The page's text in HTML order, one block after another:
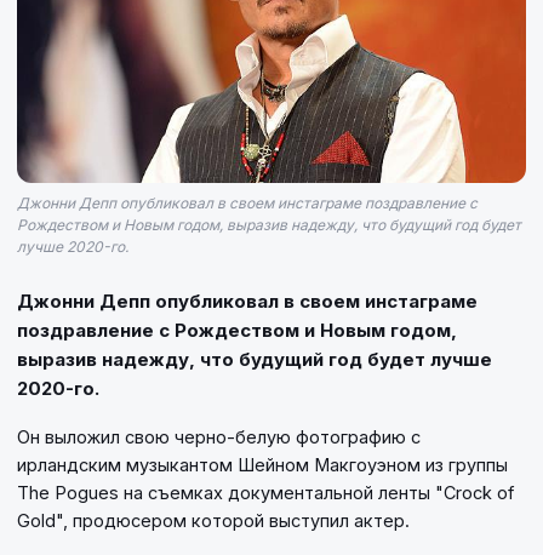
Джонни Депп опубликовал в своем инстаграме поздравление с
Рождеством и Новым годом, выразив надежду, что будущий год будет
лучше 2020-го.
Джонни Депп опубликовал в своем инстаграме
поздравление с Рождеством и Новым годом,
выразив надежду, что будущий год будет лучше
2020-го.
Он выложил свою черно-белую фотографию с
ирландским музыкантом Шейном Макгоуэном из группы
The Pogues на съемках документальной ленты "Crock of
Gold", продюсером которой выступил актер.